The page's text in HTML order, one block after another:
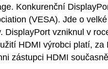
Konkurenční
(VESA). Jde o
DisplayPort vzniknul v
HDMI výrobci platí,
zástupci HDMI